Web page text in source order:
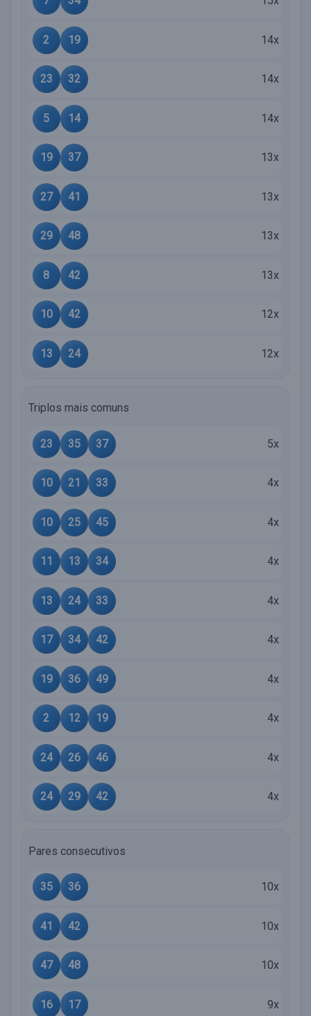
2 19 14x
23 32 14x
5 14 14x
19 37 13x
27 41 13x
29 48 13x
8 42 13x
10 42 12x
13 24 12x
Triplos mais comuns
23 35 37 5x
10 21 33 4x
10 25 45 4x
11 13 34 4x
13 24 33 4x
17 34 42 4x
19 36 49 4x
2 12 19 4x
24 26 46 4x
24 29 42 4x
Pares consecutivos
35 36 10x
41 42 10x
47 48 10x
16 17 9x